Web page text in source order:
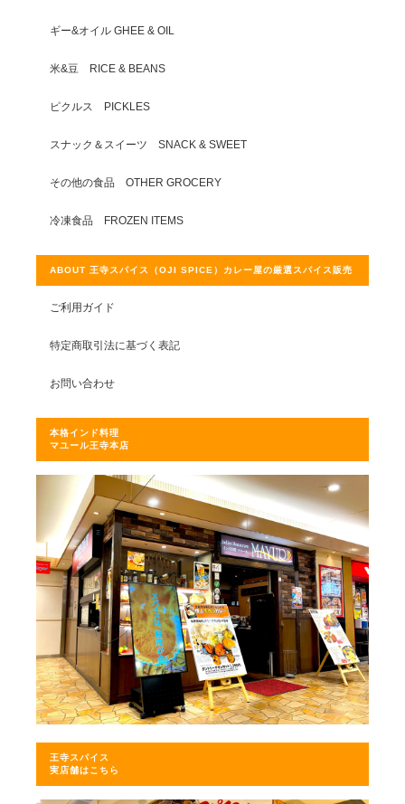
ギー&オイル GHEE & OIL
米&豆 RICE & BEANS
ピクルス PICKLES
スナック＆スイーツ SNACK & SWEET
その他の食品 OTHER GROCERY
冷凍食品 FROZEN ITEMS
ABOUT 王寺スパイス（OJI SPICE）カレー屋の厳選スパイス販売
ご利用ガイド
特定商取引法に基づく表記
お問い合わせ
本格インド料理
マユール王寺本店
王寺スパイス
実店舗はこちら